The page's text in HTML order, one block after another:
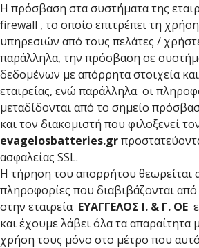
Η πρόσβαση στα συστήματα της
firewall , το οποίο επιτρέπει τη
υπηρεσιών από τους πελάτες /
παράλληλα, την πρόσβαση σε
δεδομένων με απόρρητα στοιχεία
εταιρείας, ενώ παράλληλα οι
μεταδίδονται από το σημείο
και τον διακομιστή που φιλοξενεί
evagelosbatteries.gr
ασφαλείας SSL.
Η τήρηση του απορρήτου θεωρείται
πληροφορίες που διαβιβάζονται
στην εταιρεία ΕΥΑΓΓΕΛΟΣ Ι. & Γ. ΟΕ
και έχουμε λάβει όλα τα απαραίτητα
χρήση τους μόνο στο μέτρο που αυτό